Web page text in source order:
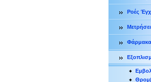
Ροές
Φάρμακα